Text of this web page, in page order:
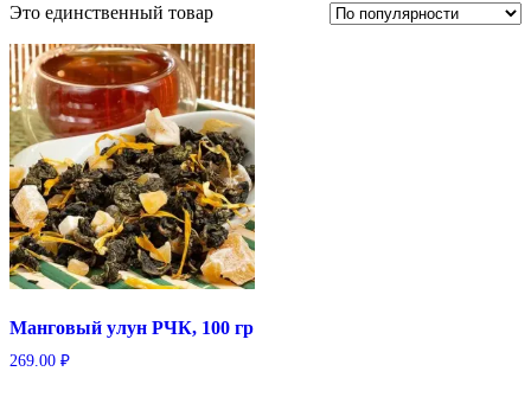
Это единственный товар
Манговый улун РЧК, 100 гр
269.00 ₽